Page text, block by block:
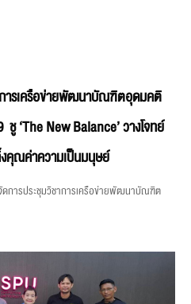
ารเครือข่ายพัฒนาบัณฑิตอุดมคติ
‘The New Balance’ วางโจทย์
คุณค่าความเป็นมนุษย์
การประชุมวิชาการเครือข่ายพัฒนาบัณฑิต